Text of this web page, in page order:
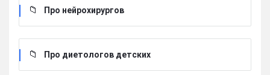
Про нейрохирургов
Про диетологов детских